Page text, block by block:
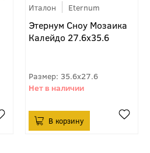
Италон Eternum
Этернум Сноу Мозаика
Калейдо 27.6x35.6
35.6x27.6